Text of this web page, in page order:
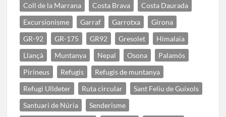
Coll de la Marrana
Costa Brava
Costa Daurada
Excursionisme
Garraf Garrotxa
Girona
GR-92
GR-175 GR92 Gresolet
Himalaia
Llançà
Muntanya Nepal Osona
Palamós
Pirineus
Refugis
Refugis de muntanya
Refugi Ulldeter
Ruta circular
Sant Feliu de Guíxols
Santuari de Núria
Senderisme